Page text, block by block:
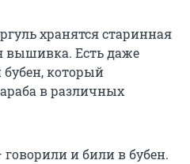
хранятся старинная
вышивка. Есть даже
который
в различных
и били в бубен.